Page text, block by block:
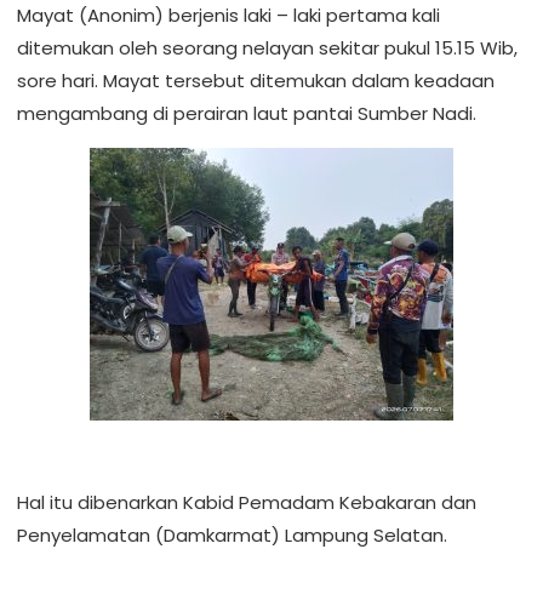
‎Mayat (Anonim) berjenis laki – laki pertama kali
ditemukan oleh seorang nelayan sekitar pukul 15.15 Wib,
sore hari. Mayat tersebut ditemukan dalam keadaan
mengambang di perairan laut pantai Sumber Nadi.
‎Hal itu dibenarkan Kabid Pemadam Kebakaran dan
Penyelamatan (Damkarmat) Lampung Selatan.